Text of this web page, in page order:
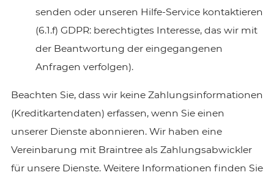
senden oder unseren Hilfe-Service kontaktieren
(6.1.f) GDPR: berechtigtes Interesse, das wir mit
der Beantwortung der eingegangenen
Anfragen verfolgen).
Beachten Sie, dass wir keine Zahlungsinformationen
(Kreditkartendaten) erfassen, wenn Sie einen
unserer Dienste abonnieren. Wir haben eine
Vereinbarung mit Braintree als Zahlungsabwickler
für unsere Dienste. Weitere Informationen finden Sie